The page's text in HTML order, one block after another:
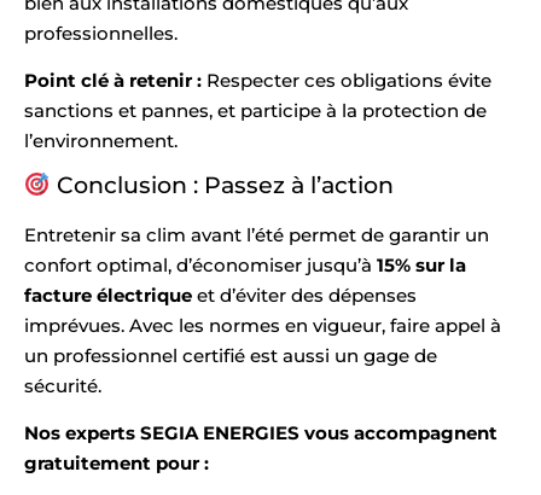
professionnelles.
Point clé à retenir : Respecter ces obligations évite
sanctions et pannes, et participe à la protection de
l’environnement.
Conclusion : Passez à l’action
Entretenir sa clim avant l’été permet de garantir un
confort optimal, d’économiser jusqu’à 15% sur la
facture électrique et d’éviter des dépenses
imprévues. Avec les normes en vigueur, faire appel à
un professionnel certifié est aussi un gage de
sécurité.
Nos experts SEGIA ENERGIES vous accompagnent
gratuitement pour :